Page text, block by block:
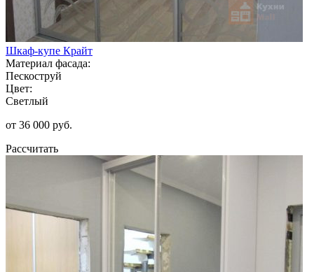
Шкаф-купе Крайт
Материал фасада:
Пескоструй
Цвет:
Светлый
от 36 000 руб.
Рассчитать